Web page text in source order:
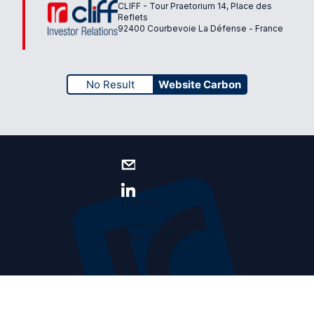
CLIFF - Tour Praetorium 14, Place des
Reflets
92400 Courbevoie La Défense - France
No Result Website Carbon